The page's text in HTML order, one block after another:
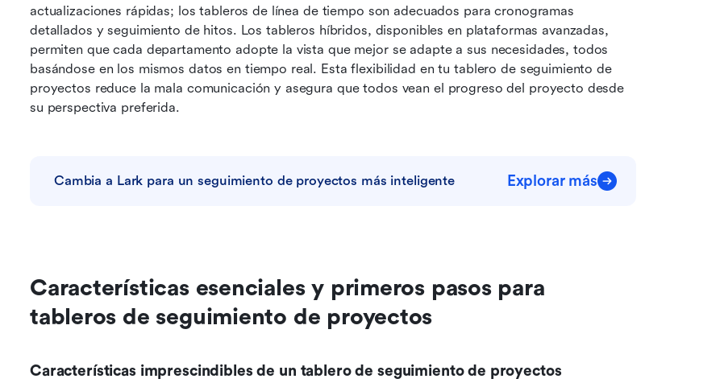
actualizaciones rápidas; los tableros de línea de tiempo son adecuados para cronogramas
detallados y seguimiento de hitos. Los tableros híbridos, disponibles en plataformas avanzadas,
permiten que cada departamento adopte la vista que mejor se adapte a sus necesidades, todos
basándose en los mismos datos en tiempo real. Esta flexibilidad en tu tablero de seguimiento de
proyectos reduce la mala comunicación y asegura que todos vean el progreso del proyecto desde
su perspectiva preferida.
Cambia a Lark para un seguimiento de proyectos más inteligente Explorar más
Características esenciales y primeros pasos para
tableros de seguimiento de proyectos
Características imprescindibles de un tablero de seguimiento de proyectos